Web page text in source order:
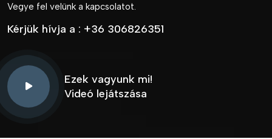
Vegye fel velünk a kapcsolatot.
Kérjük hívja a : +36 306826351
Ezek vagyunk mi!
Videó lejátszása